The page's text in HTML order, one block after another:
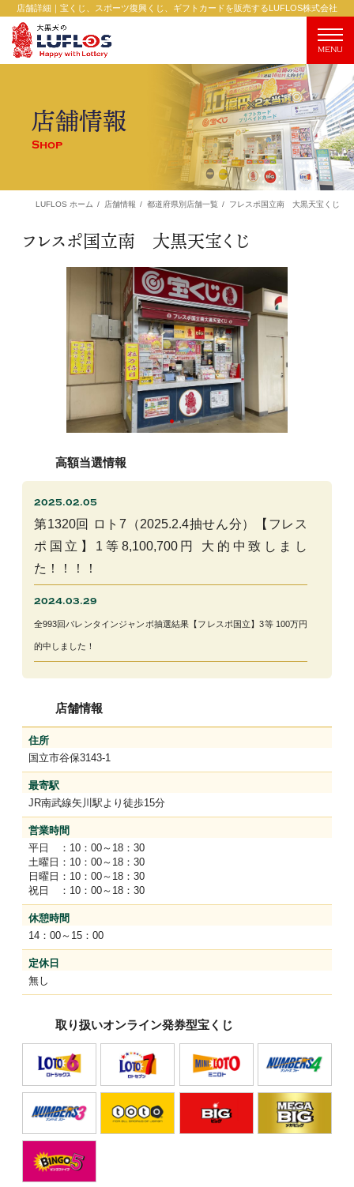
MENU
店舗詳細｜宝くじ、スポーツ復興くじ、ギフトカードを販売するLUFLOS株式会社
店舗情報
Shop
LUFLOS ホーム 店舗情報 都道府県別店舗一覧 フレスポ国立南 大黒天宝くじ
フレスポ国立南 大黒天宝くじ
高額当選情報
2025.02.05
第1320回 ロト7（2025.2.4抽せん分）【フレス
ポ国立】1等8,100,700円 大的中致しまし
た！！！！
2024.03.29
全993回バレンタインジャンボ抽選結果【フレスポ国立】3等 100万円
的中しました！
2024.01.17
全984回年末ジャンボ抽選結果【フレスポ国立】3等100万円 2本 的中
2023.11.10
中しました！
2023.01.19
全946回年末ジャンボミニ抽選結果【フレスポ国立
しました！
2020.01.10
全818回年末ジャンボ抽選結果【フレスポ国
立】3等100万円的中しました！
2019.11.15
レスポ国立】2等100万円的中しました！
全788回ドリームジャンボミニ抽選結果【フレ
スポ国立】3等100万円的中しました！
2019.01.16
店舗情報
住所
国立市谷保3143-1
最寄駅
JR南武線矢川駅より徒歩15分
営業時間
平日 ：10：00～18：30
土曜日：10：00～18：30
日曜日：10：00～18：30
祝日 ：10：00～18：30
休憩時間
14：00～15：00
定休日
無し
取り扱いオンライン発券型宝くじ